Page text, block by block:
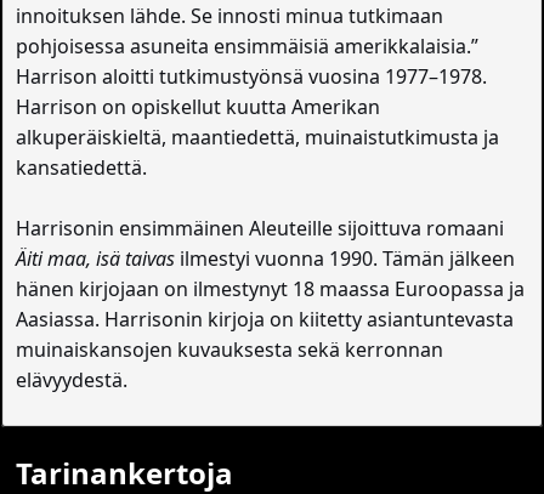
innoituksen lähde. Se innosti minua tutkimaan
pohjoisessa asuneita ensimmäisiä amerikkalaisia.”
Harrison aloitti tutkimustyönsä vuosina 1977–1978.
Harrison on opiskellut kuutta Amerikan
alkuperäiskieltä, maantiedettä, muinaistutkimusta ja
kansatiedettä.
Harrisonin ensimmäinen Aleuteille sijoittuva romaani
Äiti maa, isä taivas ilmestyi vuonna 1990. Tämän jälkeen
hänen kirjojaan on ilmestynyt 18 maassa Euroopassa ja
Aasiassa. Harrisonin kirjoja on kiitetty asiantuntevasta
muinaiskansojen kuvauksesta sekä kerronnan
elävyydestä.
Tarinankertoja